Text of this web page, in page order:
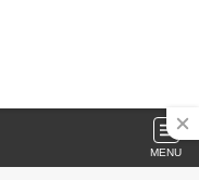
MENU